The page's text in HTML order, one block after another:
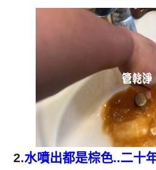
洗。 當機器開始運作，眼前
始，水龍頭便噴出濃稠的深棕
忽然轉變為深綠色的髒水，看
蔬果汁。專業團隊兩個多小時
終於回復清澈，且冷水的出水
暢如新。 從水管清洗的顏色
管垢秘密 許多
2.水噴出都是棕色..二十